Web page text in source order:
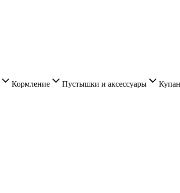
Кормление Пустышки и аксессуары